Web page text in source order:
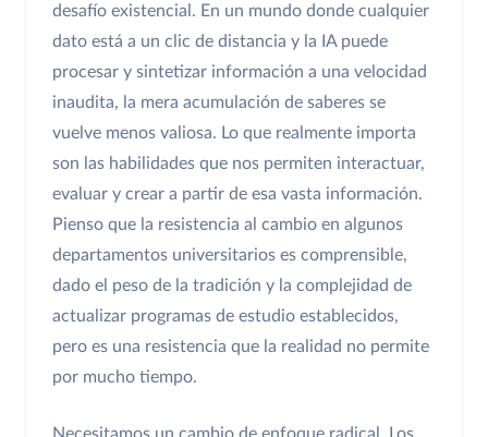
desafío existencial. En un mundo donde cualquier
dato está a un clic de distancia y la IA puede
procesar y sintetizar información a una velocidad
inaudita, la mera acumulación de saberes se
vuelve menos valiosa. Lo que realmente importa
son las habilidades que nos permiten interactuar,
evaluar y crear a partir de esa vasta información.
Pienso que la resistencia al cambio en algunos
departamentos universitarios es comprensible,
dado el peso de la tradición y la complejidad de
actualizar programas de estudio establecidos,
pero es una resistencia que la realidad no permite
por mucho tiempo.
Necesitamos un cambio de enfoque radical. Los